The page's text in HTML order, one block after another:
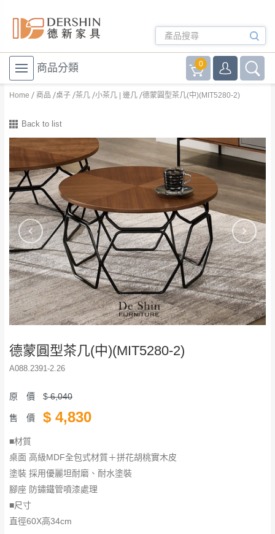
商品分類 0
Home 商品 桌子 茶几 小茶几 | 邊几 德蒙圓型茶几(中)(MIT5280-2)
Back to list
德蒙圓型茶几(中)(MIT5280-2)
A088.2391-2.26
原 價 $6,040
售 價 $ 4,830
■材質
桌面 高級MDF全包式材質＋拼花胡桃實木皮
塗裝 採用優麗坦耐磨、耐水塗裝
腳座 防鏽鐵管噴漆處理
■尺寸
直徑60X高34cm